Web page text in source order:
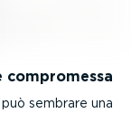
compromessa
sembrare una